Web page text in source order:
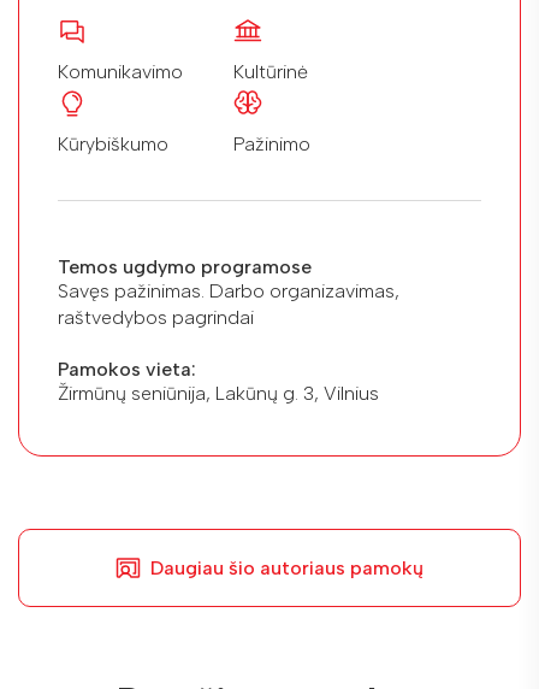
Komunikavimo Kultūrinė
Kūrybiškumo Pažinimo
Temos ugdymo programose
Savęs pažinimas. Darbo organizavimas,
raštvedybos pagrindai
Pamokos vieta:
Žirmūnų seniūnija, Lakūnų g. 3, Vilnius
Daugiau šio autoriaus pamokų